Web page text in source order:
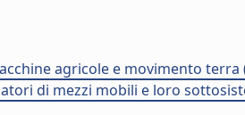
agricole e movimento terra
di mezzi mobili e loro